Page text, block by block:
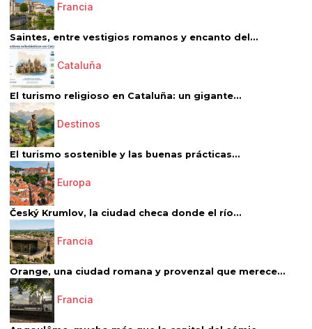
Francia
Saintes, entre vestigios romanos y encanto del...
Cataluña
El turismo religioso en Cataluña: un gigante...
Destinos
El turismo sostenible y las buenas prácticas...
Europa
Český Krumlov, la ciudad checa donde el río...
Francia
Orange, una ciudad romana y provenzal que merece...
Francia